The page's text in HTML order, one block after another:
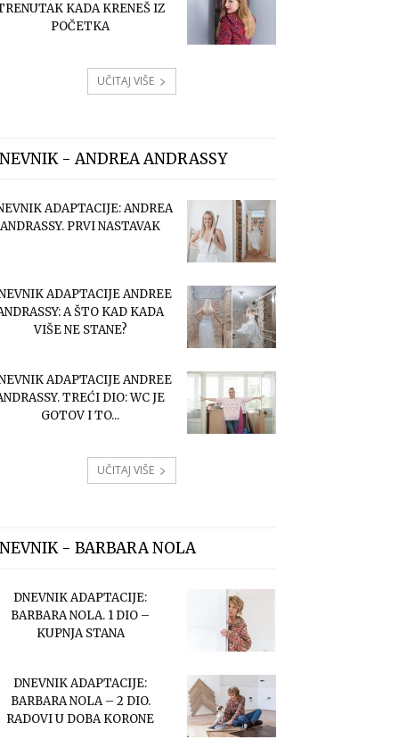
KADA KRENEŠ IZ
POČETKA
UČITAJ VIŠE
- ANDREA ANDRASSY
ADAPTACIJE: ANDREA
ANDRASSY. PRVI NASTAVAK
ADAPTACIJE ANDREE
A ŠTO KAD KADA
VIŠE NE STANE?
ADAPTACIJE ANDREE
TREĆI DIO: WC JE
GOTOV I TO...
UČITAJ VIŠE
- BARBARA NOLA
DNEVNIK ADAPTACIJE:
BARBARA NOLA. 1 DIO –
KUPNJA STANA
DNEVNIK ADAPTACIJE:
BARBARA NOLA – 2 DIO.
RADOVI U DOBA KORONE